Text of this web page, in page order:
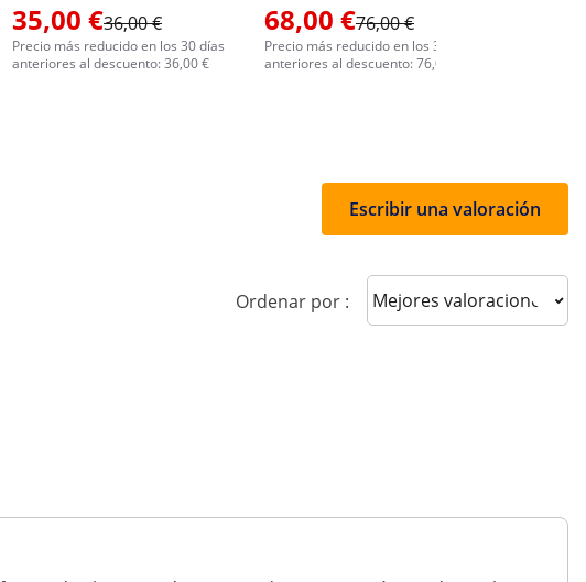
35,00 €36,00 €
Precio más reducido en los 30 días
anteriores al descuento: 36,00 €
68,00 €76,00 €
Precio más reducido en los 30 días
anteriores al descuento: 76,00 €
Escribir una valoración
Ordenar por : Sort reviews